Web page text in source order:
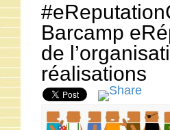
Barcamp
de
réalisations